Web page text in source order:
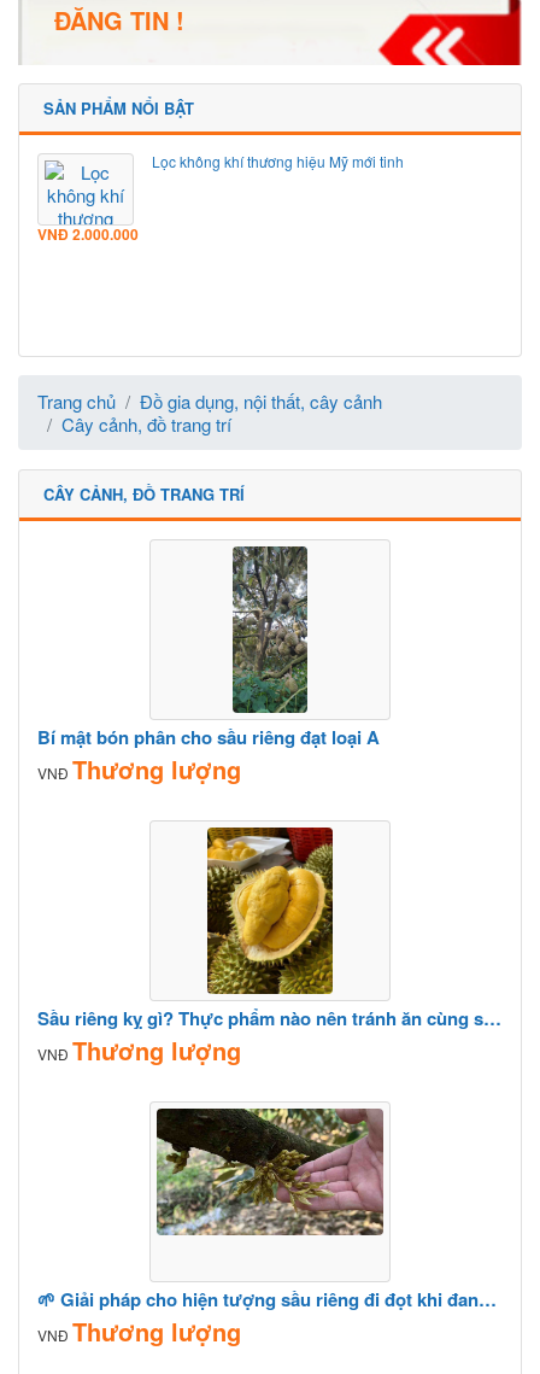
ĐĂNG TIN !
SẢN PHẨM NỔI BẬT
Lọc không khí thương hiệu Mỹ mới tinh
VNĐ2.000.000
Trang chủ
Đồ gia dụng, nội thất, cây cảnh
Cây cảnh, đồ trang trí
CÂY CẢNH, ĐỒ TRANG TRÍ
Bí mật bón phân cho sầu riêng đạt loại A
VNĐ Thương lượng
Sầu riêng kỵ gì? Thực phẩm nào nên tránh ăn cùng sầu riêng
VNĐ Thương lượng
🌱 Giải pháp cho hiện tượng sầu riêng đi đọt khi đang tạo mầm 🌱
VNĐ Thương lượng